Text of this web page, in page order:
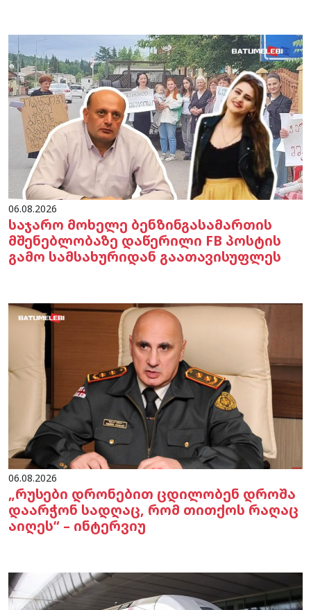
06.08.2026
საჯარო მოხელე ბენზინგასამართის
მშენებლობაზე დაწერილი FB პოსტის
გამო სამსახურიდან გაათავისუფლეს
06.08.2026
„რუსები დრონებით ცდილობენ დროშა
დაარჭონ სადღაც, რომ თითქოს რაღაც
აიღეს“ – ინტერვიუ